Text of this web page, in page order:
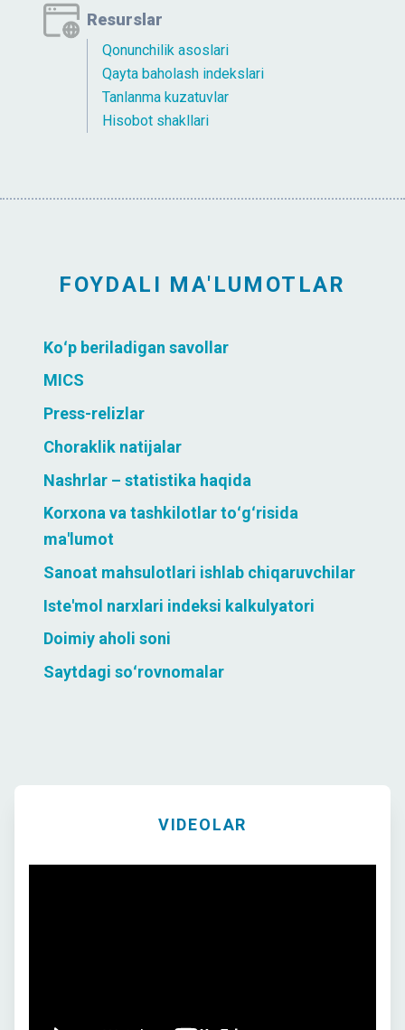
Resurslar
Qonunchilik asoslari
Qayta baholash indekslari
Tanlanma kuzatuvlar
Hisobot shakllari
FOYDALI MA'LUMOTLAR
Koʻp beriladigan savollar
MICS
Press-relizlar
Choraklik natijalar
Nashrlar – statistika haqida
Korxona va tashkilotlar toʻgʻrisida
ma'lumot
Sanoat mahsulotlari ishlab chiqaruvchilar
Iste'mol narxlari indeksi kalkulyatori
Doimiy aholi soni
Saytdagi soʻrovnomalar
VIDEOLAR